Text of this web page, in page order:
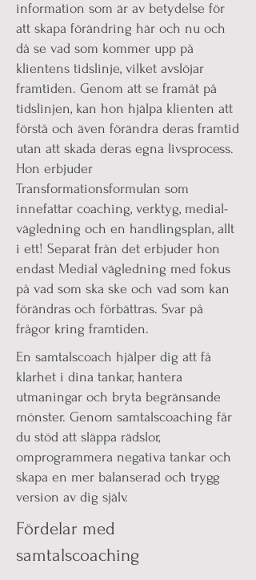
information som är av betydelse för
att skapa förändring här och nu och
då se vad som kommer upp på
klientens tidslinje, vilket avslöjar
framtiden. Genom att se framåt på
tidslinjen, kan hon hjälpa klienten att
förstå och även förändra deras framtid
utan att skada deras egna livsprocess.
Hon erbjuder
Transformationsformulan som
innefattar coaching, verktyg, medial-
vägledning och en handlingsplan, allt
i ett! Separat från det erbjuder hon
endast Medial vägledning med fokus
på vad som ska ske och vad som kan
förändras och förbättras. Svar på
frågor kring framtiden.
En samtalscoach hjälper dig att få
klarhet i dina tankar, hantera
utmaningar och bryta begränsande
mönster. Genom samtalscoaching får
du stöd att släppa rädslor,
omprogrammera negativa tankar och
skapa en mer balanserad och trygg
version av dig själv.
Fördelar med
samtalscoaching